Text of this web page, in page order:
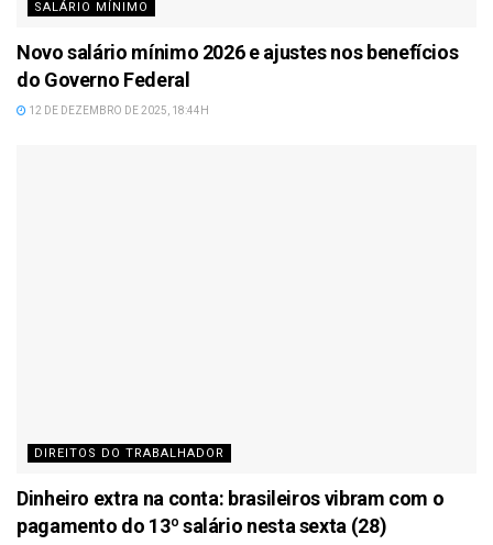
SALÁRIO MÍNIMO
Novo salário mínimo 2026 e ajustes nos benefícios
do Governo Federal
12 DE DEZEMBRO DE 2025, 18:44H
DIREITOS DO TRABALHADOR
Dinheiro extra na conta: brasileiros vibram com o
pagamento do 13º salário nesta sexta (28)